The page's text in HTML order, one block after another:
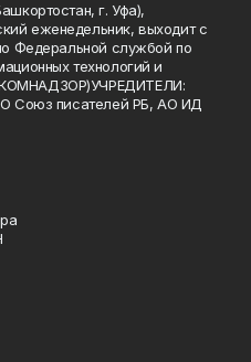
г. Уфа),
еженедельник, выходит с
Федеральной службой по
технологий и
Союз писателей РБ, АО ИД